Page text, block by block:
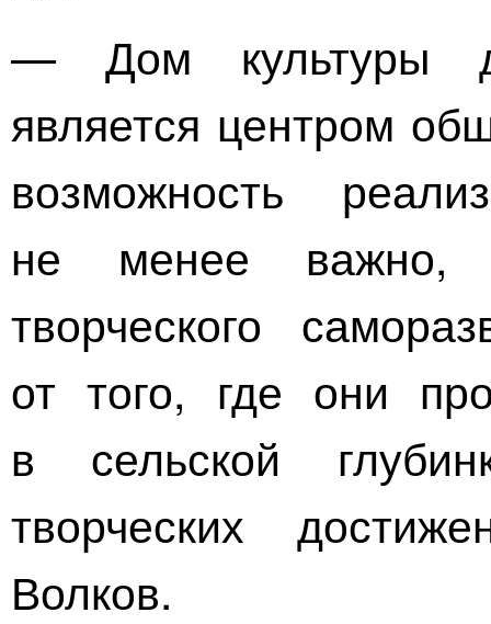
— Дом культуры
является центром
возможность
не менее важно,
творческого
от того, где они
в сельской
творческих
Волков.